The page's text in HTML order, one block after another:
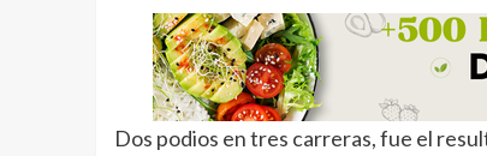
Dos podios en tres carreras, fue el